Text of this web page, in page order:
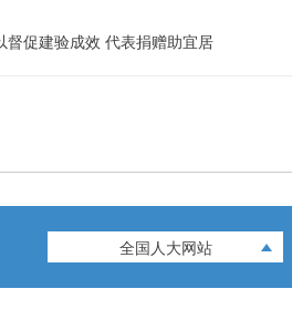
督促建验成效 代表捐赠助宜居
全国人大网站